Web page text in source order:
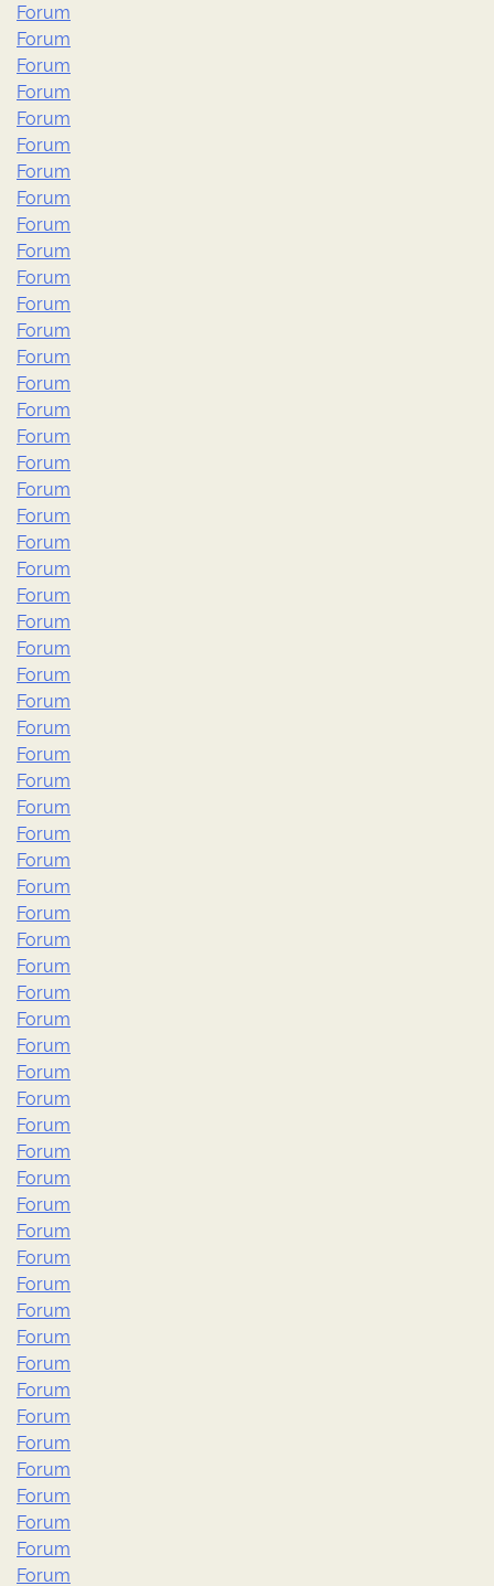
Forum
Forum
Forum
Forum
Forum
Forum
Forum
Forum
Forum
Forum
Forum
Forum
Forum
Forum
Forum
Forum
Forum
Forum
Forum
Forum
Forum
Forum
Forum
Forum
Forum
Forum
Forum
Forum
Forum
Forum
Forum
Forum
Forum
Forum
Forum
Forum
Forum
Forum
Forum
Forum
Forum
Forum
Forum
Forum
Forum
Forum
Forum
Forum
Forum
Forum
Forum
Forum
Forum
Forum
Forum
Forum
Forum
Forum
Forum
Forum